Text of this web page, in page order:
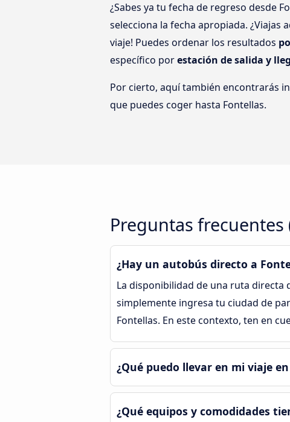
¿Sabes ya tu fecha de regreso desde
selecciona la fecha apropiada. ¿Viajas
viaje! Puedes ordenar los resultados
específico porestación de salida y
Por cierto, aquí también encontrarás
que puedes coger hasta Fontellas.
Preguntas frecuentes
¿Hay un autobús directo a
La disponibilidad de una ruta directa
simplemente ingresa tu ciudad de
Fontellas. En este contexto, ten en
¿Qué puedo llevar en mi viaje
¿Qué equipos y comodidades